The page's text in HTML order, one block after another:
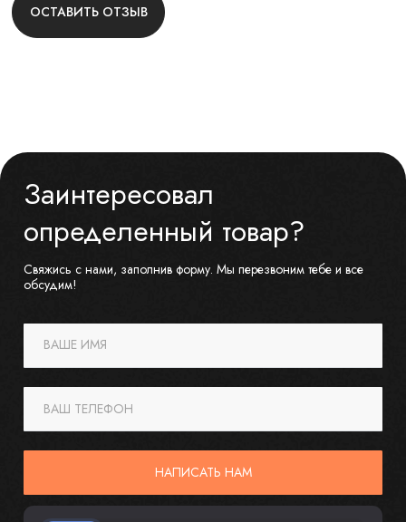
ОСТАВИТЬ ОТЗЫВ
Заинтересовал
определенный товар?
Свяжись с нами, заполнив форму. Мы перезвоним тебе и все
обсудим!
ВАШЕ ИМЯ
ВАШ ТЕЛЕФОН
НАПИСАТЬ НАМ